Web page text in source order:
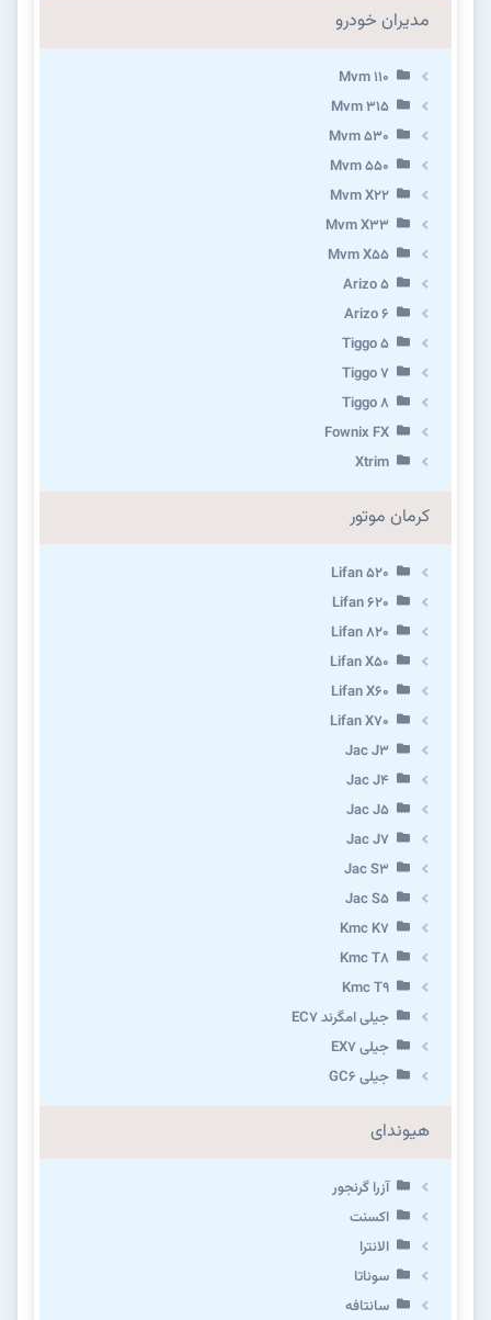
مدیران خودرو
Mvm 110
Mvm 315
Mvm 530
Mvm 550
Mvm X22
Mvm X33
Mvm X55
Arizo 5
Arizo 6
Tiggo 5
Tiggo 7
Tiggo 8
Fownix FX
Xtrim
کرمان موتور
Lifan 520
Lifan 620
Lifan 820
Lifan X50
Lifan X60
Lifan X70
Jac J3
Jac J4
Jac J5
Jac J7
Jac S3
Jac S5
Kmc K7
Kmc T8
Kmc T9
جیلی امگرند EC7
جیلی EX7
جیلی GC6
هیوندای
آزرا گرنجور
اکسنت
الانترا
سوناتا
سانتافه